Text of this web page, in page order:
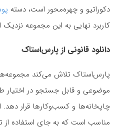
دکوراتیو و چهره‌محور است، دسته
کاربرد نهایی به این مجموعه
دانلود قانونی از پارس‌استاک
پارس‌استاک تلاش می‌کند
موضوعی و قابل جستجو در اختیار
چاپخانه‌ها و کسب‌وکارها قرار دهد.
مناسب است که به جای استفاده از